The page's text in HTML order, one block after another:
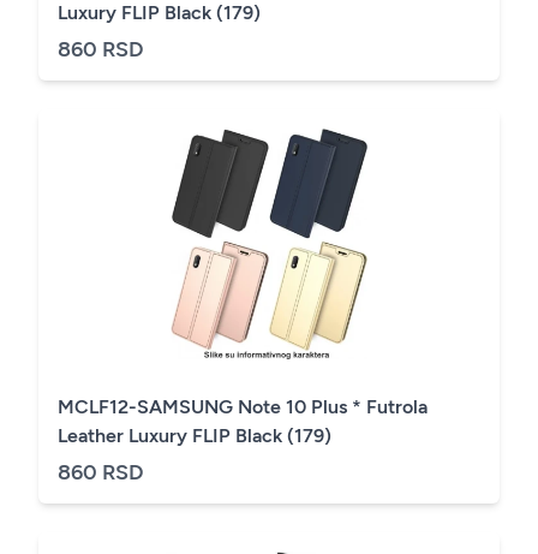
Luxury FLIP Black (179)
860 RSD
MCLF12-SAMSUNG Note 10 Plus * Futrola
Leather Luxury FLIP Black (179)
860 RSD